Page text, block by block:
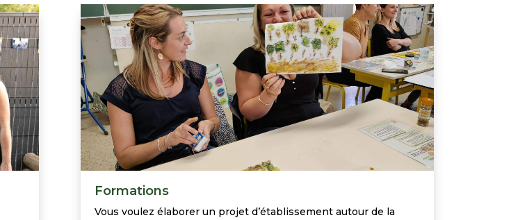
Formations
Vous voulez élaborer un projet d’établissement autour de la